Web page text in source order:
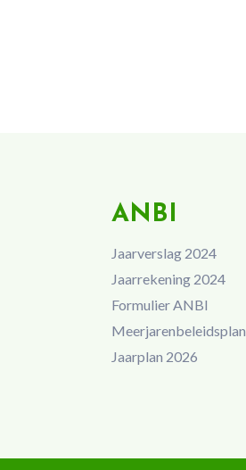
ANBI
Jaarverslag 2024
Jaarrekening 2024
Formulier ANBI
Meerjarenbeleidsplan
Jaarplan 2026